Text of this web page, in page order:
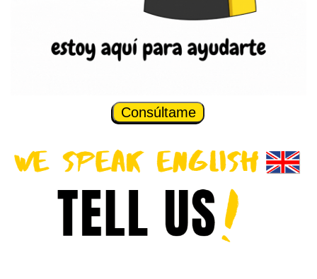
Consúltame